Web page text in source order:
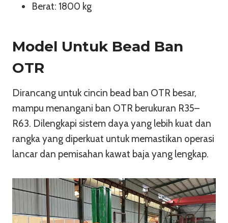
Berat: 1800 kg
Model Untuk Bead Ban
OTR
Dirancang untuk cincin bead ban OTR besar,
mampu menangani ban OTR berukuran R35–
R63. Dilengkapi sistem daya yang lebih kuat dan
rangka yang diperkuat untuk memastikan operasi
lancar dan pemisahan kawat baja yang lengkap.